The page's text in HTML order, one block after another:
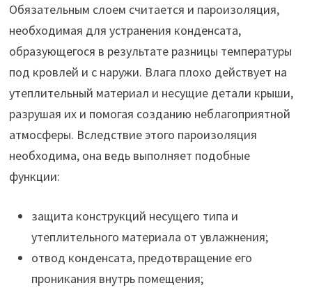
Обязательным слоем считается и пароизоляция,
необходимая для устранения конденсата,
образующегося в результате разницы температуры
под кровлей и с наружи. Влага плохо действует на
утеплительный материал и несущие детали крыши,
разрушая их и помогая созданию неблагоприятной
атмосферы. Вследствие этого пароизоляция
необходима, она ведь выполняет подобные
функции:
защита конструкций несущего типа и
утеплительного материала от увлажнения;
отвод конденсата, предотвращение его
проникания внутрь помещения;